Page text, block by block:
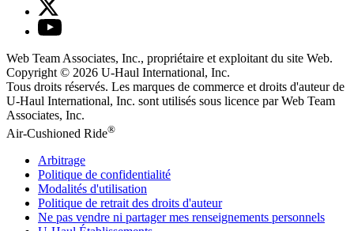
Web Team Associates, Inc., propriétaire et exploitant du site Web.
Copyright © 2026 U-Haul International, Inc.
Tous droits réservés. Les marques de commerce et droits d'auteur de
U-Haul International, Inc. sont utilisés sous licence par Web Team
Associates, Inc.
Air-Cushioned Ride®
Arbitrage
Politique de confidentialité
Modalités d'utilisation
Politique de retrait des droits d'auteur
Ne pas vendre ni partager mes renseignements personnels